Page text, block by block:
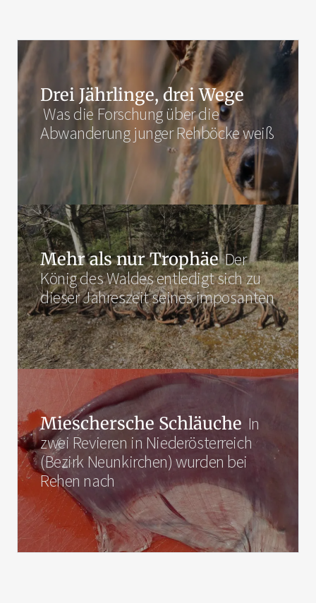
Drei Jährlinge, drei Wege
Was die Forschung über die
Abwanderung junger Rehböcke weiß
Mehr als nur TrophäeDer
König des Waldes entledigt sich zu
dieser Jahreszeit seines imposanten
Mieschersche Schläuche In
zwei Revieren in Niederösterreich
(Bezirk Neunkirchen) wurden bei
Rehen nach